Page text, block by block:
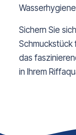
Sichern Sie
Schmuckstück
das
in Ihrem